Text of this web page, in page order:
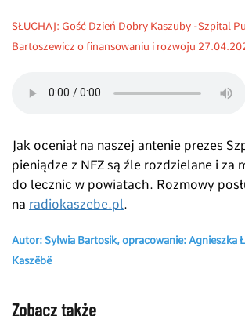
SŁUCHAJ: Gość Dzień Dobry Kaszuby -Szpital
Bartoszewicz o finansowaniu i rozwoju 27
Jak oceniał na naszej antenie prezes
pieniądze z NFZ są źle rozdzielane i za
do lecznic w powiatach. Rozmowy
na radiokaszebe.pl.
Autor: Sylwia Bartosik, opracowanie: Agnieszka
Kaszëbë
Zobacz także